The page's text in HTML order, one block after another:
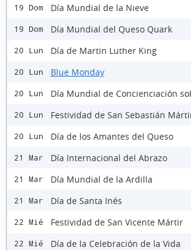
19 Dom Día Mundial de la Nieve
19 Dom Día Mundial del Queso Quark
20 Lun Día de Martin Luther King
20 Lun Blue Monday
20 Lun Día Mundial de Concienciación
20 Lun Festividad de San Sebastián
20 Lun Día de los Amantes del Queso
21 Mar Día Internacional del Abrazo
21 Mar Día Mundial de la Ardilla
21 Mar Día de Santa Inés
22 Mié Festividad de San Vicente Mártir
22 Mié Día de la Celebración de la Vida